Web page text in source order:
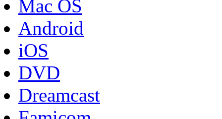
Mac OS
Android
iOS
DVD
Dreamcast